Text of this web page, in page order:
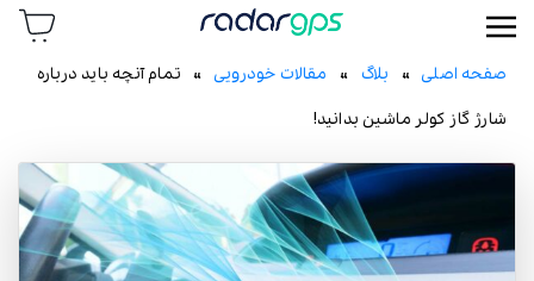
رادار جی پی اس
صفحه اصلی» بلاگ » مقالات خودرویی » تمام آنچه باید درباره
شارژ گاز کولر ماشین بدانید!